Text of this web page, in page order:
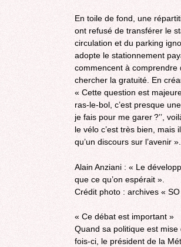
En toile de fond, une
ont refusé de transférer le
circulation et du parking
adopte le stationnement
commencent à comprendre
chercher la gratuité. En
« Cette question est
ras-le-bol, c’est presque
je fais pour me garer ?’’,
le vélo c’est très bien,
qu’un discours sur l’avenir ».
Alain Anziani : « Le
que ce qu’on espérait ».
Crédit photo : archives «
« Ce débat est important »
Quand sa politique est
fois-ci, le président de la